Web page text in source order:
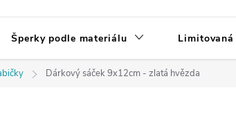
Šperky podle materiálu Limitovaná
Dárkový sáček 9x12cm - zlatá hvězda